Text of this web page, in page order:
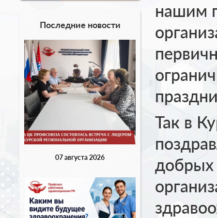
Последние новости
07 августа 2026
нашим
Так в
добрых